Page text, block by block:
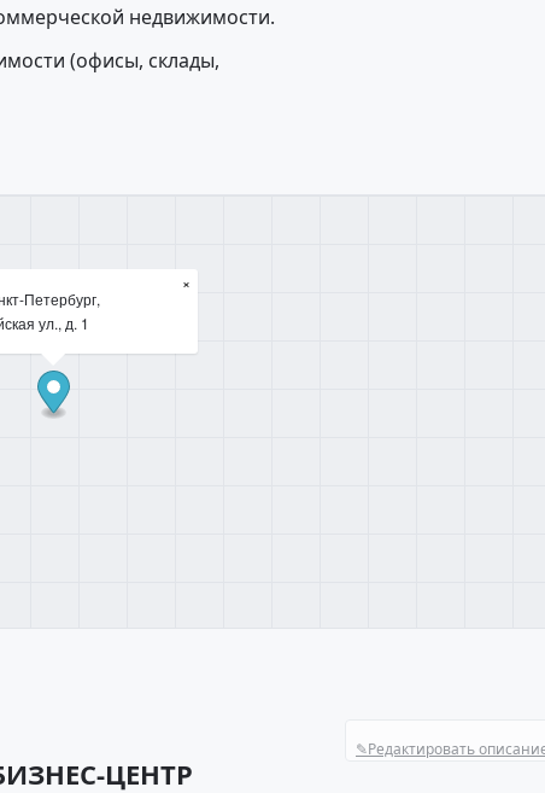
недвижимости.
(офисы, склады,
Петербург,
ул., д. 1
×
✎Редактировать
ЦЕНТР